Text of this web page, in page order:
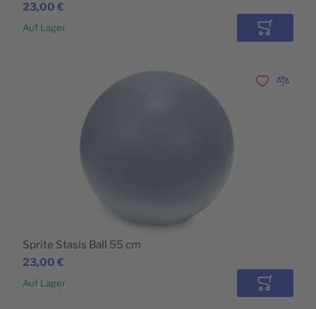
23,00 €
Auf Lager In den
23,00 €
Sprite Stasis Ball 55 cm
Auf Lager In den
Zur Zur